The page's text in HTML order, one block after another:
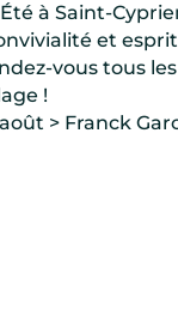
à Saint-
et
vous tous
!
> Franck